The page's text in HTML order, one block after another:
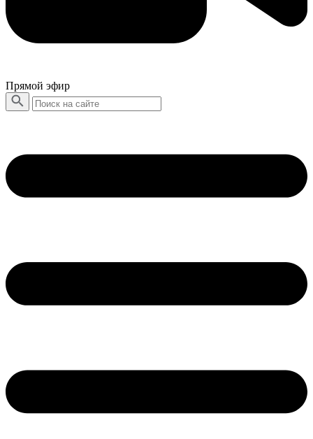
Прямой эфир